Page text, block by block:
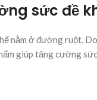
sức đề
nằm ở đường ruột.
giúp tăng cường